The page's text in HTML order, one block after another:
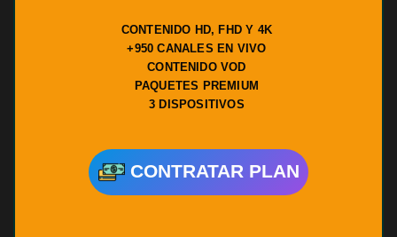
CONTENIDO HD, FHD Y 4K
+950 CANALES EN VIVO
CONTENIDO VOD
PAQUETES PREMIUM
3 DISPOSITIVOS
CONTRATAR PLAN